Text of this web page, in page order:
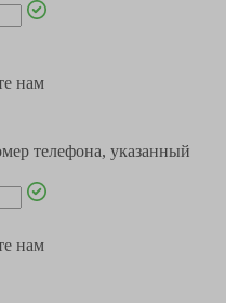
нам
телефона, указанный
нам